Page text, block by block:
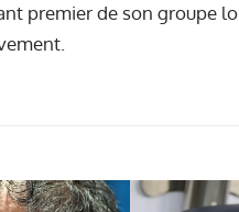
premier de son groupe